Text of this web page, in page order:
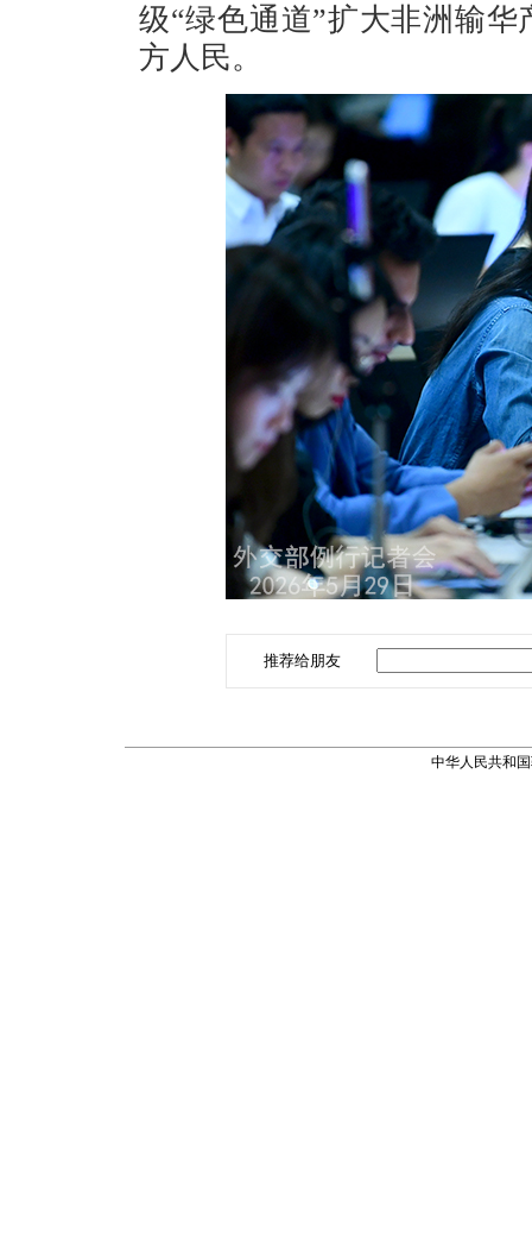
级“绿色通道”扩大非洲输
方人民。
推荐给朋友
中华人民共和